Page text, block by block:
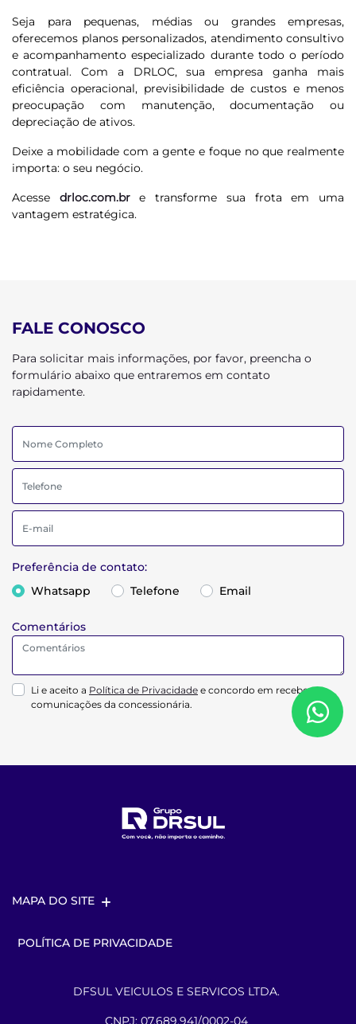
Seja para pequenas, médias ou grandes empresas,
oferecemos planos personalizados, atendimento consultivo
e acompanhamento especializado durante todo o período
contratual. Com a DRLOC, sua empresa ganha mais
eficiência operacional, previsibilidade de custos e menos
preocupação com manutenção, documentação ou
depreciação de ativos.
Deixe a mobilidade com a gente e foque no que realmente
importa: o seu negócio.
Acesse drloc.com.br
e transforme sua frota em uma
vantagem estratégica.
FALE CONOSCO
Para solicitar mais informações, por favor, preencha o
formulário abaixo que entraremos em contato
rapidamente.
Preferência de contato:
Whatsapp
Telefone Email
Comentários
Li e aceito a Política de Privacidade e concordo em receber
comunicações da concessionária.
MAPA DO SITE
POLÍTICA DE PRIVACIDADE
DFSUL VEICULOS E SERVICOS LTDA.
CNPJ: 07.689.941/0002-04